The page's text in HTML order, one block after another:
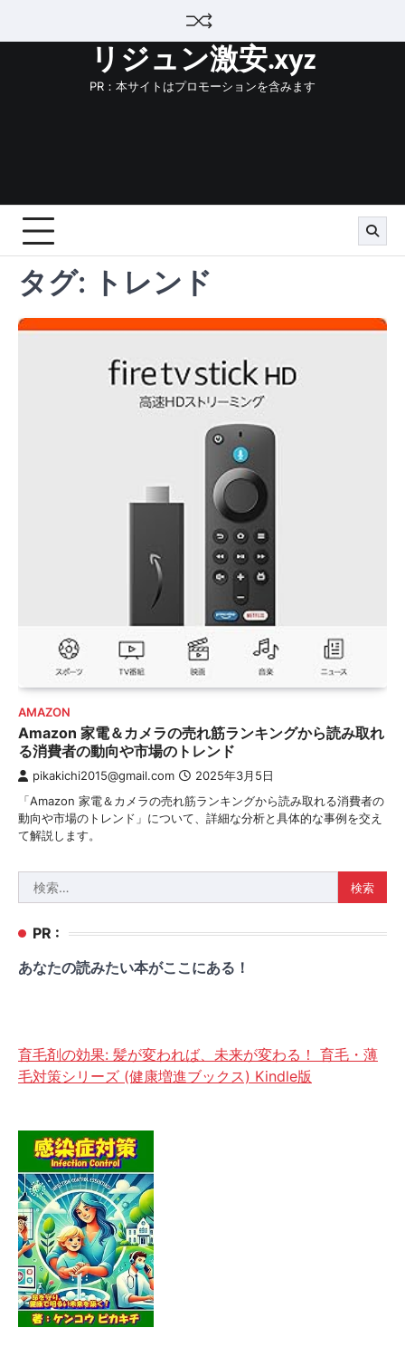
リジュン激安.xyz
PR：本サイトはプロモーションを含みます
タグ: トレンド
AMAZON
Amazon 家電＆カメラの売れ筋ランキングから読み取れ
る消費者の動向や市場のトレンド
pikakichi2015@gmail.com 2025年3月5日
「Amazon 家電＆カメラの売れ筋ランキングから読み取れる消費者の
動向や市場のトレンド」について、詳細な分析と具体的な事例を交え
て解説します。
索:
PR :
あなたの読みたい本がここにある！
育毛剤の効果: 髪が変われば、未来が変わる！ 育毛・薄
毛対策シリーズ (健康増進ブックス) Kindle版